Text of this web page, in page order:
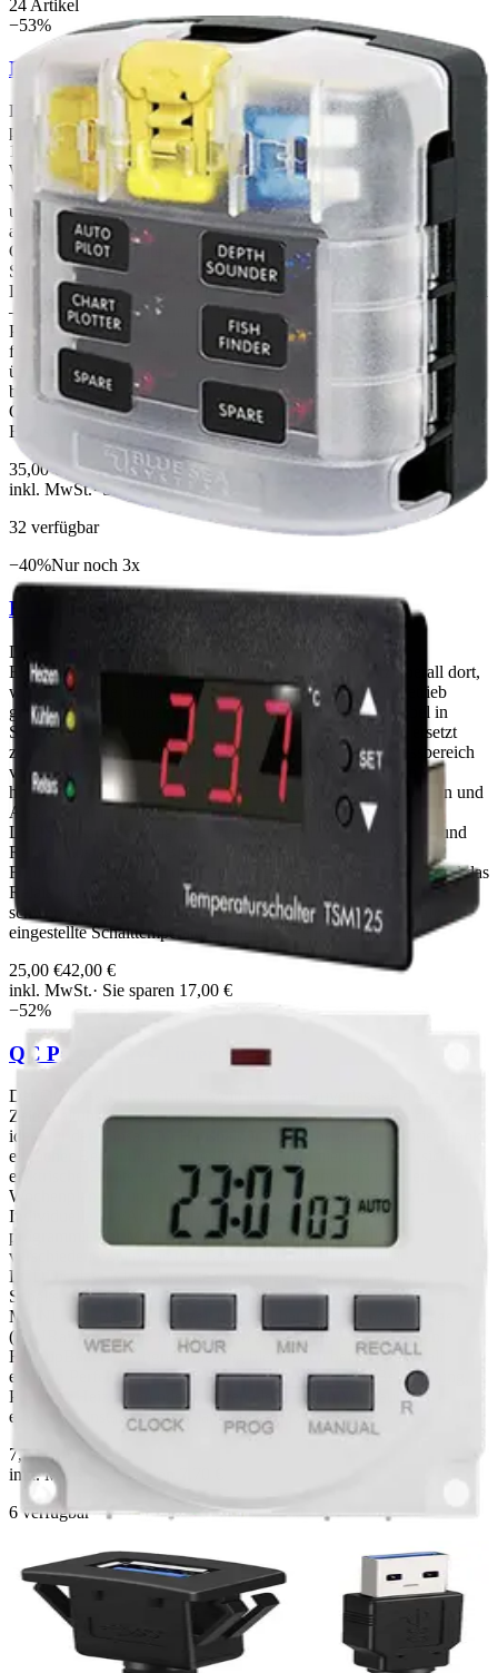
24 Artikel
−53%
Blue Sea Sicherungsverteiler 6 Kreise
Der Blue Sea Sicherungsverteiler mit 6 Kreisen ist eine
professionelle Lösung für die sichere und übersichtliche
12V/24VStromverteilung in Fahrzeugen, Booten und
Wohnmobilen. Dank seiner kompakten Bauform und robusten
Verarbeitung lässt er sich flexibel in engen Einbauräumen montieren
und sorgt für eine saubere, geordnete Elektroinstallation. 6 einzeln
abgesicherte Stromkreise für bis zu 30 A pro Kreis (max. 100 A
Gesamtlast) Verzinnte KupferSammelschienen mit
Schraubanschlüssen für minimalen Übergangswiderstand und lange
Lebensdauer Kompatibel mit ATO/ATC KFZFlachstecksicherungen
– überall erhältlich und einfach zu wechseln Robustes
PolycarbonatGehäuse mit matter Kunststoffabdeckung inkl. Halter
für 2 Ersatzsicherungen Inkl. Beschriftungsetiketten für eine
übersichtliche Kennzeichnung aller Stromkreise Betriebsspannung
bis 32 V DC – geeignet für 12V und 24VSysteme Ein bewährtes
Qualitätsprodukt von Blue Sea Systems – ideal für Campingausbau,
Bootsinstallation und professionelle Fahrzeugelektrik.
35,00 €
73,99 €
inkl. MwSt.· Sie sparen38,99 €
32 verfügbar
−40%Nur noch 3x
H-Tronic TSM 125 Temperaturschalter
Der HTronic TSM 125 ist ein hochwertiger
EinbauTemperaturschalter für den universellen Einsatz überall dort,
wo eine präzise Temperaturregelung im Heiz oder Kühlbetrieb
gefragt ist. Als kompakte Einbauversion lässt er sich flexibel in
Schaltschränke, Geräte oder Steuerungen integrieren und ersetzt
zuverlässig defekte mechanische Thermostate. Weiter Messbereich
von –55 °C bis +125 °C, frei einstellbar in 0,1 °CSchritten für
höchste Präzision Klare 7SegmentAnzeige (12,7 mm) zeigt Ein und
Ausschalttemperatur sowie die aktuelle Temperatur an
LEDStatusanzeigen signalisieren Heizen (rot), Kühlen (gelb) und
Relaisstatus auf einen Blick Aktive Fühlerüberwachung:
Fühlerkurzschluss und unterbrechung werden sofort erkannt und das
Relais abgeschaltet Fernmessung bis 50 m möglich – ideal für
schwer zugängliche Messstellen Datenerhalt bei Stromausfall:
eingestellte Schalttemperaturen bleiben gespeichert
25,00 €42,00 €
inkl. MwSt.· Sie sparen 17,00 €
−52%
QC Pass 7 Days Timer Switch
Der QC Pass 7 Days Timer Switch ist eine zuverlässige digitale
Zeitschaltuhr für die wöchentliche Steuerung von Verbrauchern –
ideal für den Einsatz im Haushalt, in Gewerbe oder Industrie. Dank
einfacher Bedienung und flexibler Programmierung lassen sich
elektrische Geräte vollautomatisch nach einem individuellen
Wochenplan ein und ausschalten. 7TageWochenprogramm:
Individuelle Ein/Ausschaltzeiten für jeden Wochentag frei
programmierbar Mehrere Schaltprogramme: Ermöglicht
verschiedene Zeitpläne pro Tag für maximale Flexibilität
LCDDisplay: Klare Anzeige von Uhrzeit, Wochentag und
Schaltstatus Manuelle Übersteuerung: AUTO und
MANUELLBetrieb jederzeit umschaltbar Hutschienenmontage
(DINRail): Einfache Integration in bestehende Verteilerkästen
BackupBatterie: Programmierung bleibt auch bei Stromausfall
erhalten Perfekt für die automatische Steuerung von Beleuchtung,
Pumpen, Heizungen oder anderen elektrischen Verbrauchern –
einfach zu installieren und langlebig im Dauerbetrieb.
7,00 €14,70 €
inkl. MwSt.
· Sie sparen
6verfügbar
Nur noch
USB Armaturenbrett-Kabel für bündige Montage